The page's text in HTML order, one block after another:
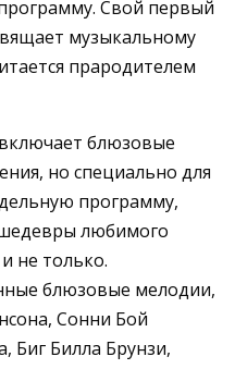
Свой первый
музыкальному
прародителем
включает блюзовые
но специально для
программу,
любимого
не только.
блюзовые мелодии,
Сонни Бой
Биг Билла Брунзи,